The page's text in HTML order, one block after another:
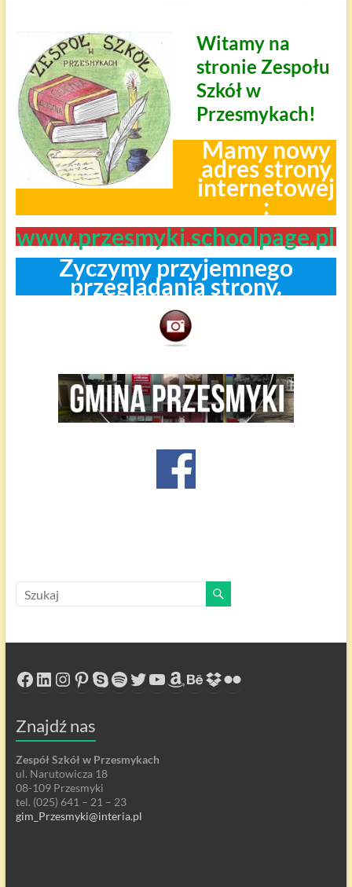
Witamy na
stronie Zespołu
Szkół w
Przesmykach!
Mamy nowy
adres strony
internetowej
:
www.przesmyki.schoolpage.pl
Życzymy przyjemnego
przeglądania strony.
Facebook
LinkedIn
Instagram
Pinterest
Skype
Spotify
Twitter
YouTube
Amazon
Behance
Dropbox
Flickr
Znajdź nas
Zespół Szkół w Przesmykach
ul. Narutowicza 18
08-109 Przesmyki
tel. (025) 641 – 21 – 23
gim_Przesmyki@interia.pl